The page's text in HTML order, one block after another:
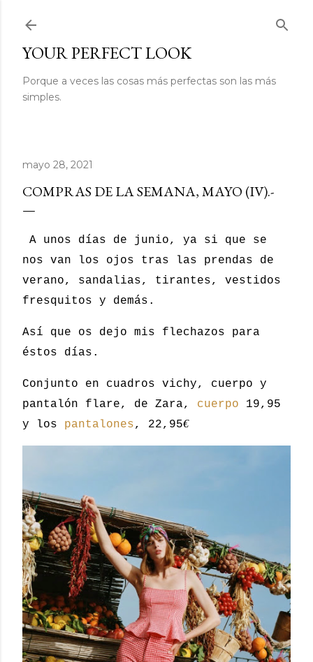
YOUR PERFECT LOOK
Porque a veces las cosas más perfectas son las más
simples.
mayo 28, 2021
COMPRAS DE LA SEMANA, MAYO (IV).-
A unos días de junio, ya si que se
nos van los ojos tras las prendas de
verano, sandalias, tirantes, vestidos
fresquitos y demás.
Así que os dejo mis flechazos para
éstos días.
Conjunto en cuadros vichy, cuerpo y
pantalón flare, de Zara, cuerpo 19,95
y los pantalones, 22,95€